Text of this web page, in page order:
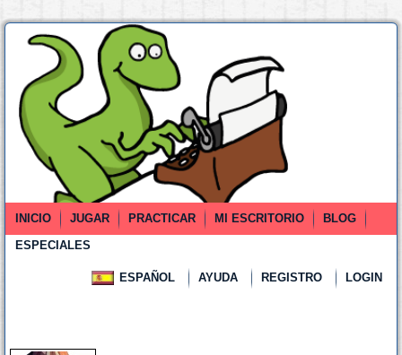
INICIO JUGAR PRACTICAR MI ESCRITORIO
BLOG
ESPECIALES
ESPAÑOL AYUDA REGISTRO LOGIN